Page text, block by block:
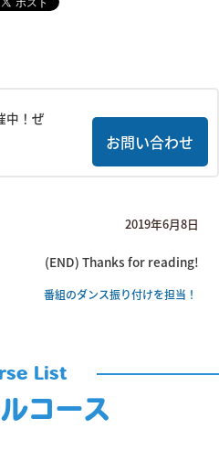
中！ぜ
お問い合わせ
2019年6月8日
(END) Thanks for reading!
番組のダンス振り付けを担当！
List
コース